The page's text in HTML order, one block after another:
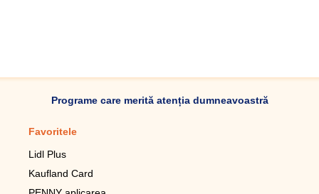
Programe care merită atenția dumneavoastră
Favoritele
Lidl Plus
Kaufland Card